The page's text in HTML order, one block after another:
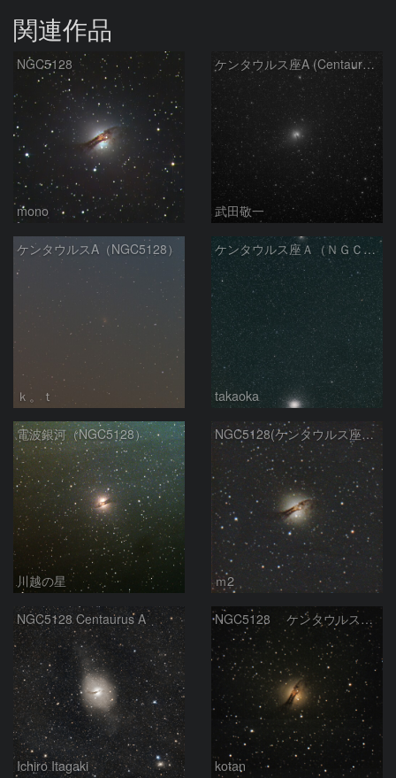
関連作品
NGC5128
mono
ケンタウルス座A (Centaurus A)
武田敬一
ケンタウルスA（NGC5128）
ｋ。ｔ
ケンタウルス座Ａ（ＮＧＣ５１２８）とオメガ星団
takaoka
電波銀河（NGC5128）
川越の星
NGC5128(ケンタウルス座A）
ｍ2
NGC5128 Centaurus A
Ichiro Itagaki
NGC5128 ケンタウルス座A
kotan